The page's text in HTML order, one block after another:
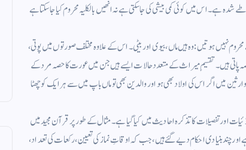
ہے ۔ اس میں کوئی کمی بیشی کی جاسکتی ہے نہ انھیں بالکلیہ محروم کیا جاسکتا ہے
نہیں ہوتیں : وہ ہیں ماں ، بیوی اور بیٹی ۔ اس کے علاوہ مختلف صورتوں میں پوتی ،
ہیں ۔ تقسیمِ میراث کے متعدد حالات ایسے ہیں جن میں عورت کا حصہ مرد کے
میں اگر اس کی اولاد بھی ہو اور والدین بھی تو ماں باپ میں سے ہر ایک کو چھٹا
اور تفصیلات کا تذکرہ احادیث میں کیا گیا ہے ۔ مثال کے طور پر قرآن مجید میں
چند بنیادی احکام دیے گئے ہیں ، جب کہ اوقاتِ نماز کی تعیین ، رکعات کی تعداد ،